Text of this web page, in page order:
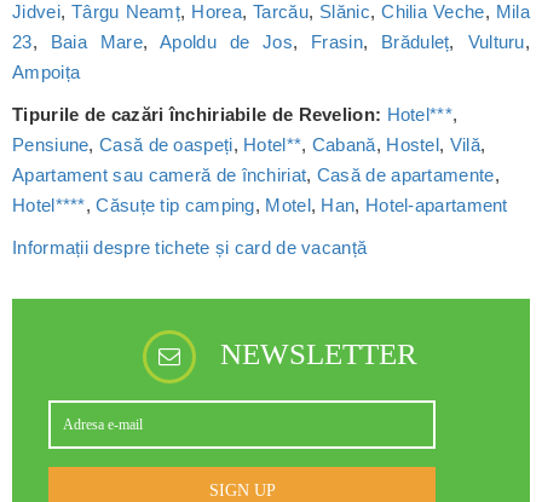
Jidvei,Târgu Neamț, Horea,Tarcău, Slănic,Chilia Veche, Mila
23, Baia Mare,Apoldu de Jos, Frasin, Brăduleț, Vulturu,
Ampoița
Tipurile de cazări închiriabile de Revelion: Hotel***,
Pensiune,Casă de oaspeți, Hotel**, Cabană, Hostel, Vilă,
Apartament sau cameră de închiriat, Casă de apartamente,
Hotel****,Căsuțe tip camping, Motel, Han, Hotel-apartament
Informații despre tichete și card de vacanță
NEWSLETTER
SIGN UP